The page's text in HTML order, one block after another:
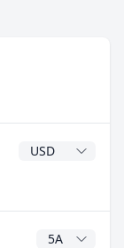
Divisa del
Años CAGR